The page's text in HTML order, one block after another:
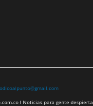
l Noticias para gente despierta